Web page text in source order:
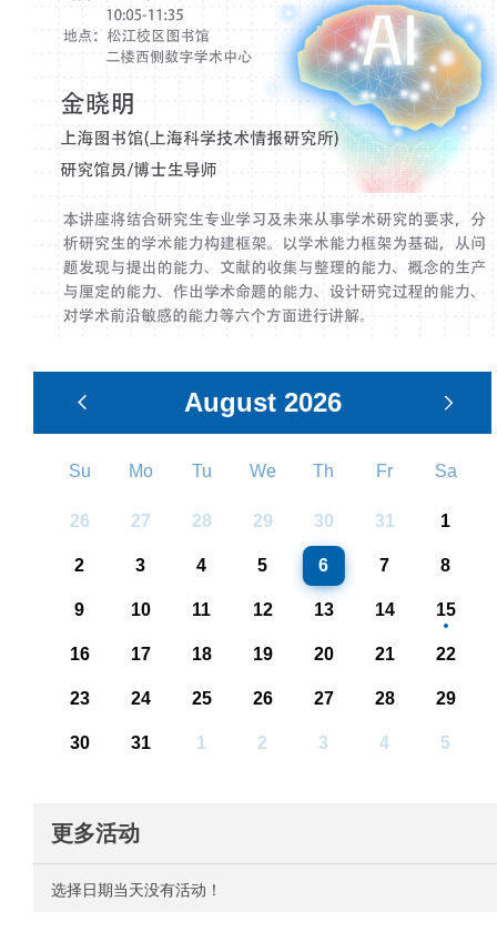
August 2026
Su Mo Tu We Th Fr Sa
26 27 28 29 30 31 1
2 3 4 5 6 7 8
9 10 11 12 13 14 15
16 17 18 19 20 21 22
23 24 25 26 27 28 29
30 31 1 2 3 4 5
更多活动
选择日期当天没有活动！